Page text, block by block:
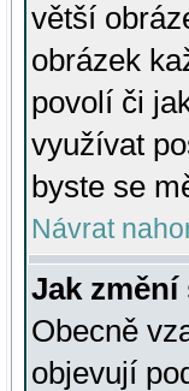
větší
obrázek
povolí či
využívat
byste se
Návrat
Jak změní
Obecně
objevují